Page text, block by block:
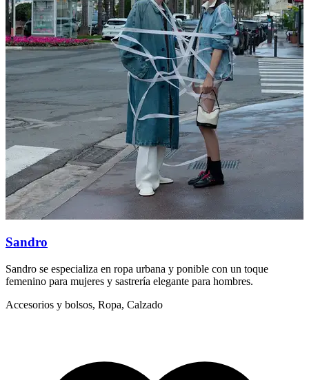
Sandro
Sandro se especializa en ropa urbana y ponible con un toque
femenino para mujeres y sastrería elegante para hombres.
Accesorios y bolsos, Ropa, Calzado